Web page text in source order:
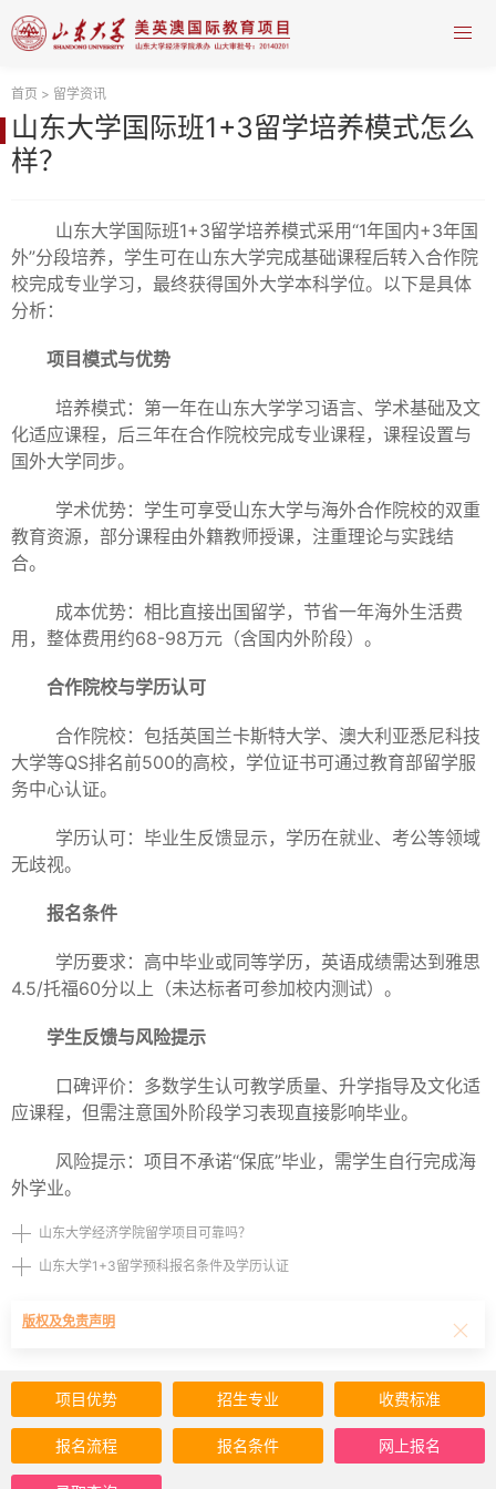
首页 > 留学资讯
山东大学国际班1+3留学培养模式怎么
样？
山东大学国际班1+3留学培养模式采用“1年国内+3年国
外”分段培养，学生可在山东大学完成基础课程后转入合作院
校完成专业学习，最终获得国外大学本科学位。以下是具体
分析：
项目模式与优势
培养模式：第一年在山东大学学习语言、学术基础及文
化适应课程，后三年在合作院校完成专业课程，课程设置与
国外大学同步。
学术优势：学生可享受山东大学与海外合作院校的双重
教育资源，部分课程由外籍教师授课，注重理论与实践结
合。
成本优势：相比直接出国留学，节省一年海外生活费
用，整体费用约68-98万元（含国内外阶段）。
合作院校与学历认可
合作院校：包括英国兰卡斯特大学、澳大利亚悉尼科技
大学等QS排名前500的高校，学位证书可通过教育部留学服
务中心认证。
学历认可：毕业生反馈显示，学历在就业、考公等领域
无歧视。
报名条件
学历要求：高中毕业或同等学历，英语成绩需达到雅思
4.5/托福60分以上（未达标者可参加校内测试）。
学生反馈与风险提示
口碑评价：多数学生认可教学质量、升学指导及文化适
应课程，但需注意国外阶段学习表现直接影响毕业。
风险提示：项目不承诺“保底”毕业，需学生自行完成海
外学业。
山东大学经济学院留学项目可靠吗？
山东大学1+3留学预科报名条件及学历认证
版权及免责声明
项目优势 招生专业 收费标准
报名流程 报名条件 网上报名